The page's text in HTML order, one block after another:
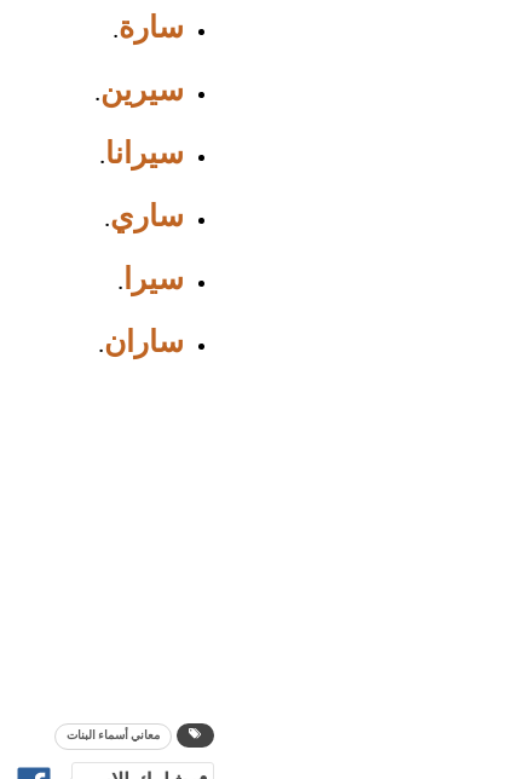
سارة.
سيرين.
سيرانا.
ساري.
سيرا.
ساران.
معاني أسماء البنات